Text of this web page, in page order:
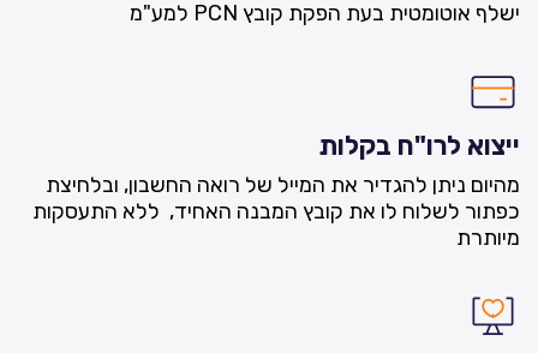
ישלף אוטומטית בעת הפקת קובץ PCN למע"מ
ייצוא לרו"ח בקלות
מהיום ניתן להגדיר את המייל של רואה החשבון, ובלחיצת
כפתור לשלוח לו את קובץ המבנה האחיד, ללא התעסקות
מיותרת